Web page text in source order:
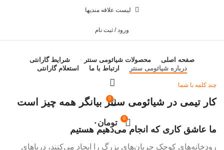
لیست علاقه مندیها
ورود / ثبت نام
صفحه اصلی محصولات شیائومی سنتر
شرایط گارانتی
درباره شیائومی سنتر
ارتباط با ما استعلام گارانتی
0
0 تومان۰
چند کلمه با شما
کار تیمی در شیائومی سنتر بیانگر همه چیز است
ما عاشق کاری که انجام می‌دهیم هستیم
رودخانه‌های کوچک جریان‌های بزرگ را ایجاد می‌کنند، دریاهای